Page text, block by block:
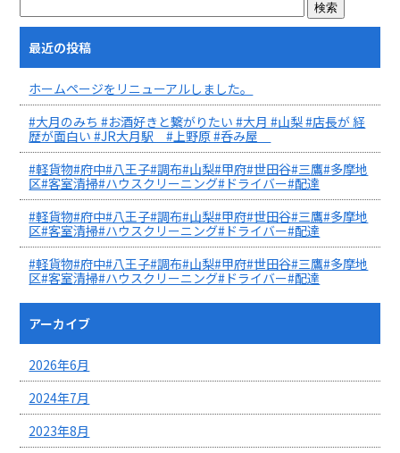
最近の投稿
ホームページをリニューアルしました。
#大月のみち #お酒好きと繋がりたい #大月 #山梨 #店長が 経
歴が面白い #JR大月駅 #上野原 #呑み屋
#軽貨物#府中#八王子#調布#山梨#甲府#世田谷#三鷹#多摩地
区#客室清掃#ハウスクリーニング#ドライバー#配達
#軽貨物#府中#八王子#調布#山梨#甲府#世田谷#三鷹#多摩地
区#客室清掃#ハウスクリーニング#ドライバー#配達
#軽貨物#府中#八王子#調布#山梨#甲府#世田谷#三鷹#多摩地
区#客室清掃#ハウスクリーニング#ドライバー#配達
アーカイブ
2026年6月
2024年7月
2023年8月